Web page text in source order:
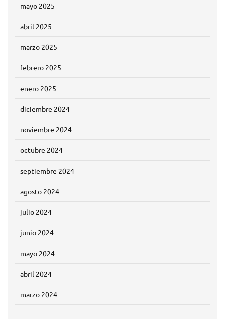
mayo 2025
abril 2025
marzo 2025
febrero 2025
enero 2025
diciembre 2024
noviembre 2024
octubre 2024
septiembre 2024
agosto 2024
julio 2024
junio 2024
mayo 2024
abril 2024
marzo 2024